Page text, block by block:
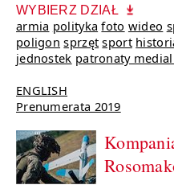
WYBIERZ DZIAŁ
armia polityka foto wideo
poligon sprzęt sport
jednostek patronaty
ENGLISH
Prenumerata 2019